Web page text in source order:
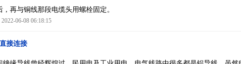
，再与铜线那段电缆头用螺栓固定。
06-08 06:18:15
接连接